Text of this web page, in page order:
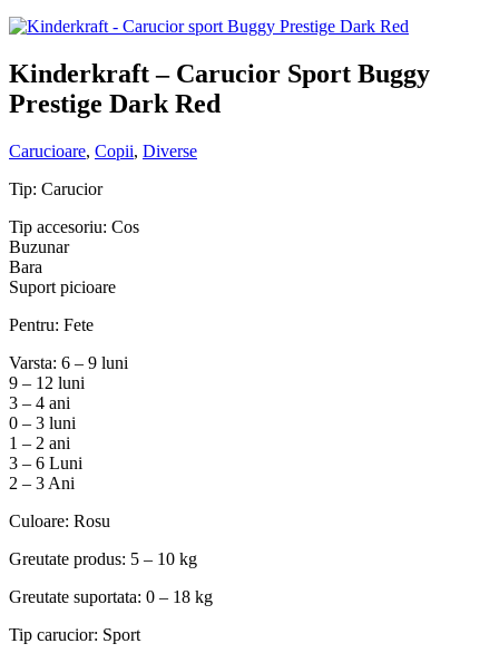
Kinderkraft – Carucior Sport Buggy
Prestige Dark Red
Carucioare, Copii, Diverse
Tip: Carucior
Tip accesoriu: Cos
Buzunar
Bara
Suport picioare
Pentru: Fete
Varsta: 6 – 9 luni
9 – 12 luni
3 – 4 ani
0 – 3 luni
1 – 2 ani
3 – 6 Luni
2 – 3 Ani
Culoare: Rosu
Greutate produs: 5 – 10 kg
Greutate suportata: 0 – 18 kg
Tip carucior: Sport